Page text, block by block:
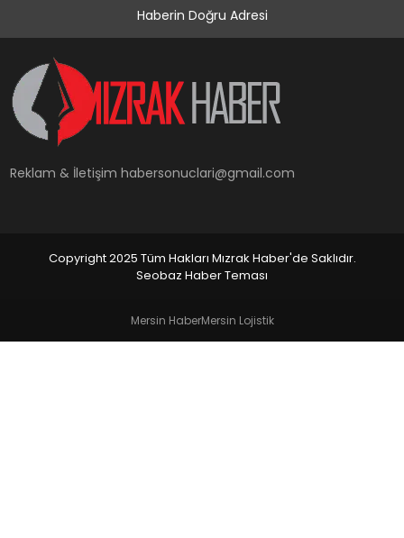
Haberin Doğru Adresi
Reklam & İletişimhabersonuclari@gmail.com
Copyright 2025 Tüm Hakları Mızrak Haber'de Saklıdır.
Seobaz Haber Teması
Mersin HaberMersin Lojistik